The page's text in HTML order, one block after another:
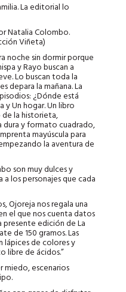
La editorial lo
Natalia Colombo.
Viñeta)
noche sin dormir porque
y Rayo buscan a
Lo buscan toda la
depara la mañana. La
¿Dónde está
y Un hogar. Un libro
la historieta,
y formato cuadrado,
mayúscula para
la aventura de
son muy dulces y
los personajes que cada
Ojoreja nos regala una
el que nos cuenta datos
presente edición de La
de 150 gramos. Las
lápices de colores y
libre de ácidos.”
miedo, escenarios